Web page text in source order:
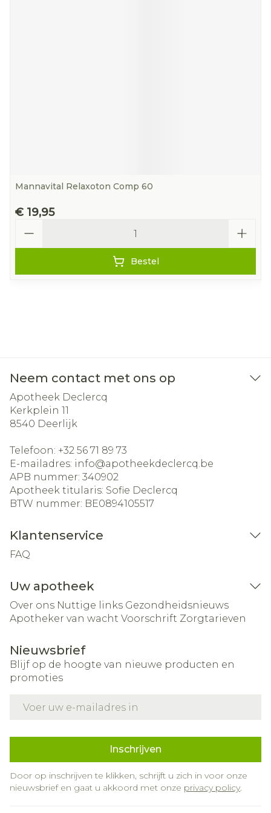
Mannavital Relaxoton Comp 60
€ 19,95
Bestel
Neem contact met ons op
Apotheek Declercq
Kerkplein 11
8540 Deerlijk
Telefoon: +32 56 71 89 73
E-mailadres: info@apotheekdeclercq.be
APB nummer: 340902
Apotheek titularis: Sofie Declercq
BTW nummer: BE0894105517
Klantenservice
FAQ
Uw apotheek
Over ons Nuttige links Gezondheidsnieuws
Apotheker van wacht Voorschrift Zorgtarieven
Nieuwsbrief
Blijf op de hoogte van nieuwe producten en
promoties
Inschrijven
Door op inschrijven te klikken, schrijft u zich in voor onze
nieuwsbrief en gaat u akkoord met onze privacy policy.